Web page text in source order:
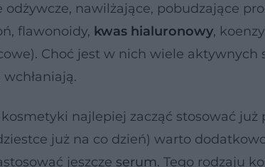
nawilżające, pobudzające
flawonoidy, kwas hialuronowy,
Choć jest w nich wiele aktywnych
najlepiej zacząć stosować już
już na co dzień) warto
jeszcze serum. Tego rodzaju